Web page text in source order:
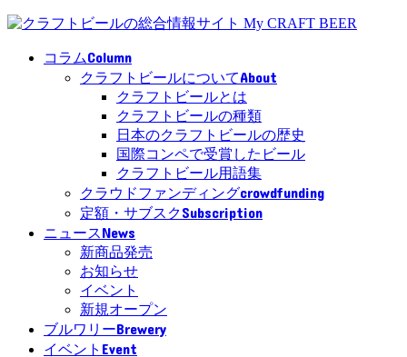
コラムColumn
クラフトビールについてAbout
クラフトビールとは
クラフトビールの種類
日本のクラフトビールの歴史
国際コンペで受賞したビール
クラフトビール用語集
クラウドファンディングcrowdfunding
定額・サブスクSubscription
ニュースNews
新商品発売
お知らせ
イベント
新規オープン
ブルワリーBrewery
イベント Event